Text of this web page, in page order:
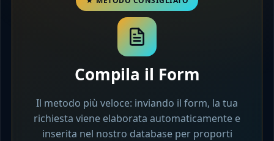
Compila il Form
Il metodo più veloce: inviando il form, la tua
richiesta viene elaborata automaticamente e
inserita nel nostro database per proporti